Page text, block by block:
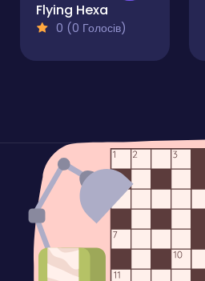
Flying Hexa
0 (0 Голосів)